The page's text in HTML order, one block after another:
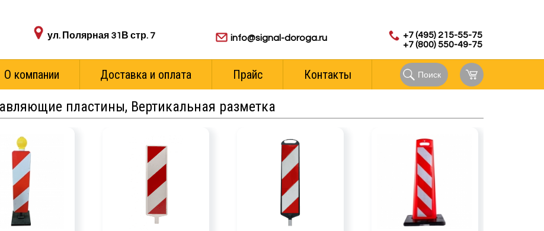
ул. Полярная 31В стр. 7
info@signal-doroga.ru
+7 (495) 215-55-75
+7 (800) 550-49-75
О компании Доставка и оплата Прайс Контакты Поиск
пластины, Вертикальная разметка